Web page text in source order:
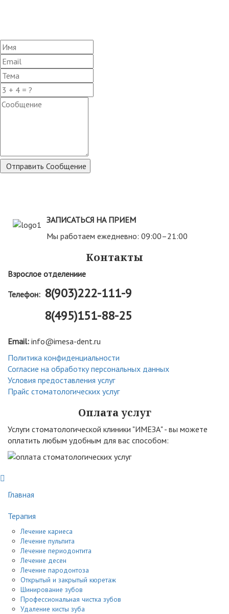
Отправить Сообщение
ЗАПИСАТЬСЯ НА ПРИЕМ
Мы работаем ежедневно: 09:00–21:00
Контакты
Взрослое отделениие
Телефон: 8(903)222-111-9
8(495)151-88-25
Email: info@imesa-dent.ru
Политика конфиденциальности
Согласие на обработку персональных данных
Условия предоставления услуг
Прайс стоматологических услуг
Оплата услуг
Услуги стоматологической клиники "ИМЕЗА" - вы можете
оплатить любым удобным для вас способом:
Главная
Терапия
Лечение кариеса
Лечение пульпита
Лечение периодонтита
Лечение десен
Лечение пародонтоза
Открытый и закрытый кюретаж
Шинирование зубов
Профессиональная чистка зубов
Удаление кисты зуба